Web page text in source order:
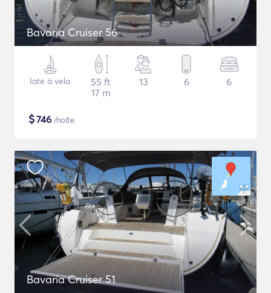
Bavaria Cruiser 56
Iate à vela
55 ft
17 m
13 6 6
$746 /noite
Bavaria Cruiser 51